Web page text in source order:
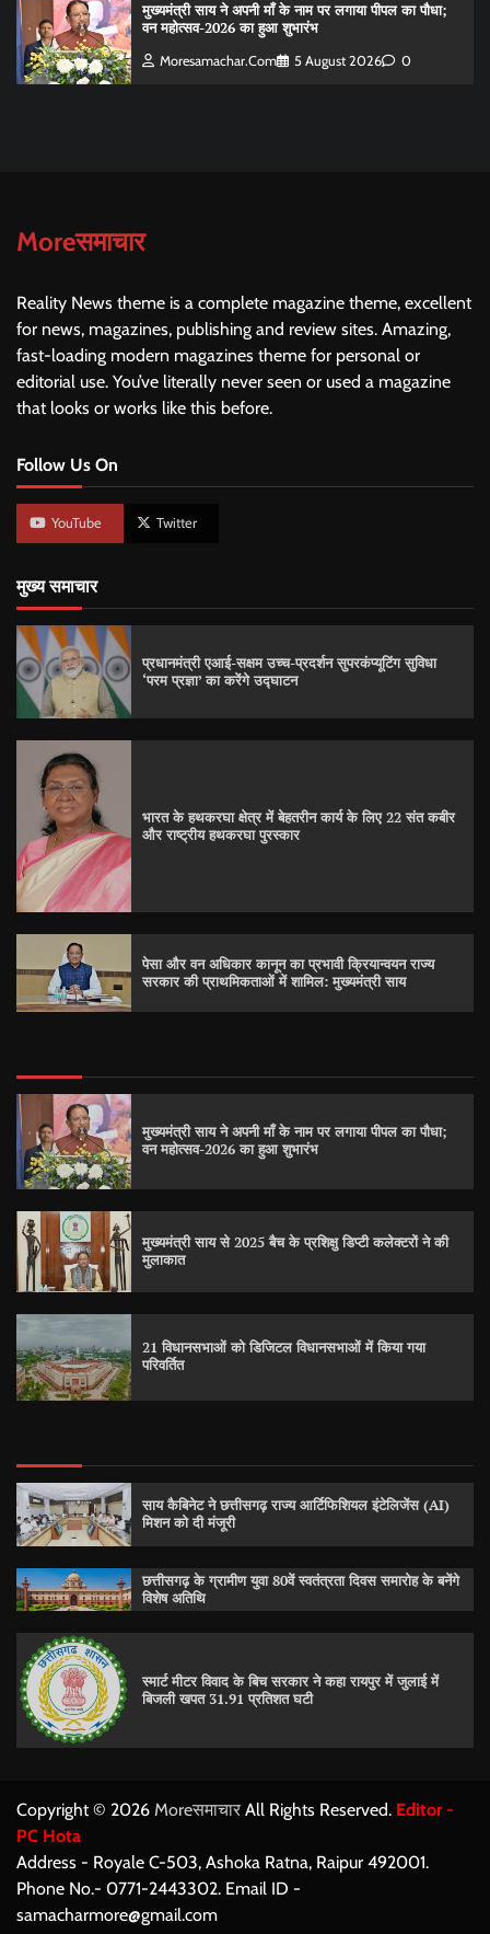
मुख्यमंत्री साय ने अपनी माँ के नाम पर लगाया पीपल का पौधा;
वन महोत्सव-2026 का हुआ शुभारंभ
Moresamachar.com 5 August 2026 0
Moreसमाचार
Reality News theme is a complete magazine theme, excellent
for news, magazines, publishing and review sites. Amazing,
fast-loading modern magazines theme for personal or
editorial use. You’ve literally never seen or used a magazine
that looks or works like this before.
Follow Us On
YouTube Twitter
मुख्य समाचार
प्रधानमंत्री एआई-सक्षम उच्च-प्रदर्शन सुपरकंप्यूटिंग सुविधा
‘परम प्रज्ञा’ का करेंगे उद्घाटन
भारत के हथकरघा क्षेत्र में बेहतरीन कार्य के लिए 22 संत कबीर
और राष्ट्रीय हथकरघा पुरस्कार
पेसा और वन अधिकार कानून का प्रभावी क्रियान्वयन राज्य
सरकार की प्राथमिकताओं में शामिल: मुख्यमंत्री साय
मुख्यमंत्री साय ने अपनी माँ के नाम पर लगाया पीपल का पौधा;
वन महोत्सव-2026 का हुआ शुभारंभ
मुख्यमंत्री साय से 2025 बैच के प्रशिक्षु डिप्टी कलेक्टरों ने की
मुलाकात
21 विधानसभाओं को डिजिटल विधानसभाओं में किया गया
परिवर्तित
साय कैबिनेट ने छत्तीसगढ़ राज्य आर्टिफिशियल इंटेलिजेंस (AI)
मिशन को दी मंजूरी
छत्तीसगढ़ के ग्रामीण युवा 80वें स्वतंत्रता दिवस समारोह के बनेंगे
विशेष अतिथि
स्मार्ट मीटर विवाद के बिच सरकार ने कहा रायपुर में जुलाई में
बिजली खपत 31.91 प्रतिशत घटी
Copyright © 2026 Moreसमाचार All Rights Reserved. Editor -
PC Hota
Address - Royale C-503, Ashoka Ratna, Raipur 492001.
Phone No.- 0771-2443302. Email ID -
samacharmore@gmail.com